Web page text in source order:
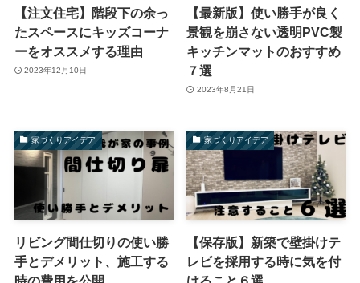
【注文住宅】階段下の余っ
たスペースにキッズコーナ
ーをオススメする理由
2023年12月10日
【最新版】使い勝手が良く
景観を崩さない透明PVC製
キッチンマットのおすすめ
７選
2023年8月21日
家づくりアイデア
リビング間仕切りの使い勝
手とデメリット、施工する
家づくりアイデア
【保存版】新築で壁掛けテ
レビを採用する時に気を付